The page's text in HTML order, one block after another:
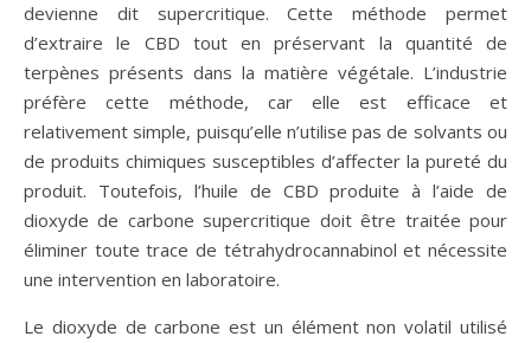
devienne dit supercritique. Cette méthode permet
d’extraire le CBD tout en préservant la quantité de
terpènes présents dans la matière végétale. L’industrie
préfère cette méthode, car elle est efficace et
relativement simple, puisqu’elle n’utilise pas de solvants ou
de produits chimiques susceptibles d’affecter la pureté du
produit. Toutefois, l’huile de CBD produite à l’aide de
dioxyde de carbone supercritique doit être traitée pour
éliminer toute trace de tétrahydrocannabinol et nécessite
une intervention en laboratoire.
Le dioxyde de carbone est un élément non volatil utilisé